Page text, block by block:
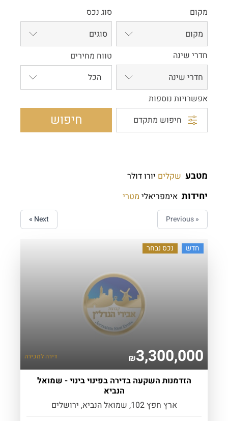
מקום
מקום
סוג נכס
סוגים
חדרי שינה
חדרי שינה
טווח מחירים
אפשרויות נוספות
חיפוש מתקדם
חיפוש
מטבע שקלים יורודולר
יחידות אימפריאלי מטרי
« Previous
Next »
חדש נכס נבחר
₪3,300,000 דירה למכירה
הזדמנות השקעה בדירה בפינוי בינוי - שמואל
הנביא
ארץ חפץ 102, שמואל הנביא, ירושלים